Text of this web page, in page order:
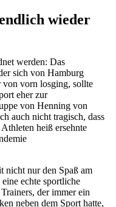
wieder
werden: Das
sich von Hamburg
von vorn losging, sollte
eher zur
von Henning von
auch nicht tragisch, dass
heiß ersehnte
nicht nur den Spaß am
echte sportliche
der immer ein
neben dem Sport hatte,